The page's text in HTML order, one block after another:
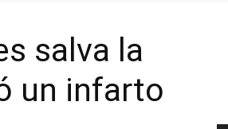
salva la
un infarto